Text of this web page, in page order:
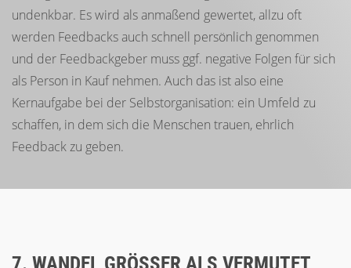
undenkbar. Es wird als anmaßend gewertet, allzu oft
werden Feedbacks auch schnell persönlich genommen
und der Feedbackgeber muss ggf. negative Folgen für sich
als Person in Kauf nehmen. Auch das ist also eine
Kernaufgabe bei der Selbstorganisation: ein Umfeld zu
schaffen, in dem sich die Menschen trauen, ehrlich
Feedback zu geben.
7. WANDEL GRÖSSER ALS VERMUTET, V